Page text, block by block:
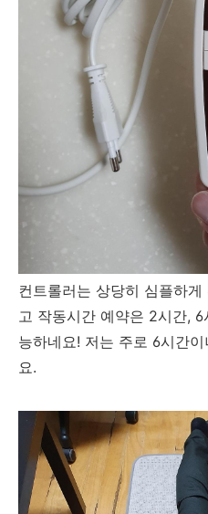
컨트롤러는 상당히 심플하
고 작동시간 예약은 2시간,
능하네요! 저는 주로 6시간
요.